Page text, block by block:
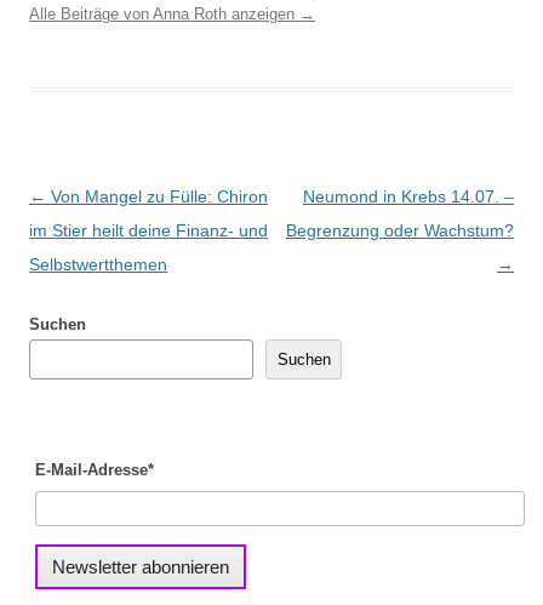
Alle Beiträge von Anna Roth anzeigen →
Beitragsnavigation
← Von Mangel zu Fülle: Chiron
im Stier heilt deine Finanz- und
Selbstwertthemen
Neumond in Krebs 14.07. –
Begrenzung oder Wachstum?
→
Suchen
Suchen
E-Mail-Adresse*